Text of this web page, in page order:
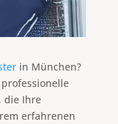
in München?
die Ihre
erfahrenen